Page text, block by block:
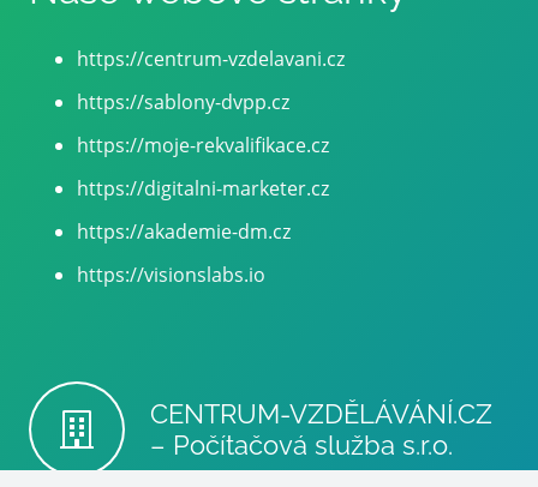
https://centrum-vzdelavani.cz
https://sablony-dvpp.cz
https://moje-rekvalifikace.cz
https://digitalni-marketer.cz
https://akademie-dm.cz
https://visionslabs.io
CENTRUM-VZDĚLÁVÁNÍ.CZ
– Počítačová služba s.r.o.